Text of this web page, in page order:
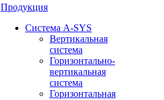
Продукция
Система A-SYS
Вертикальная
система
Горизонтально-
вертикальная
система
Горизонтальная